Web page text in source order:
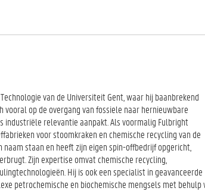
van de Universiteit Gent, waar hij baanbrekend
op de overgang van fossiele naar hernieuwbare
industriële relevantie aanpakt. Als voormalig Fulbright
voor stoomkraken en chemische recycling van de
staan en heeft zijn eigen spin-offbedrijf opgericht,
Zijn expertise omvat chemische recycling,
Hij is ook een specialist in geavanceerde
petrochemische en biochemische mengsels met behulp